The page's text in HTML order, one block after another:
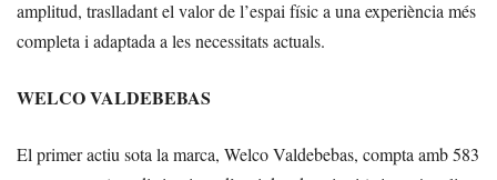
amplitud, traslladant el valor de l’espai físic a una experiència més
completa i adaptada a les necessitats actuals.
WELCO VALDEBEBAS
El primer actiu sota la marca, Welco Valdebebas, compta amb 583